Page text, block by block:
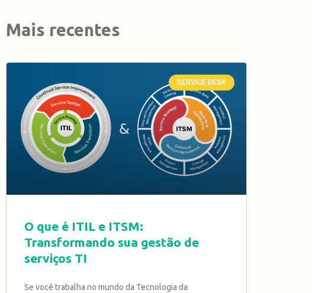
Mais recentes
SERVICE DESK
O que é ITIL e ITSM:
Transformando sua gestão de
serviços TI
Se você trabalha no mundo da Tecnologia da